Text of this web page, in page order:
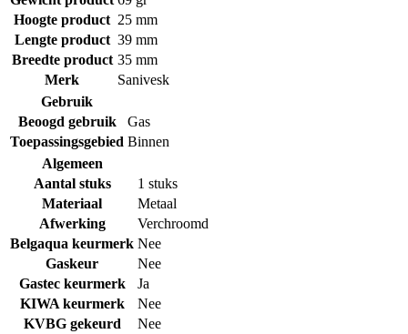
Hoogte product 25 mm
Lengte product 39 mm
Breedte product 35 mm
Merk
Sanivesk
Gebruik
Beoogd gebruik
Gas
Toepassingsgebied Binnen
Algemeen
Aantal stuks
1 stuks
Materiaal
Metaal
Afwerking
Verchroomd
Belgaqua keurmerk Nee
Gaskeur
Nee
Gastec keurmerk
Ja
KIWA keurmerk
Nee
KVBG gekeurd
Nee